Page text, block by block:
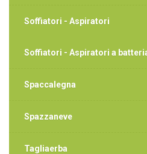
Soffiatori - Aspiratori
Soffiatori - Aspiratori a
Spaccalegna
Spazzaneve
Tagliaerba